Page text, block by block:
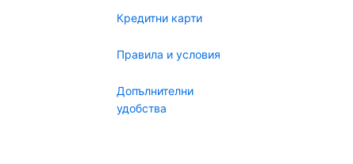
Кредитни карти
Правила и условия
Допълнителни
удобства